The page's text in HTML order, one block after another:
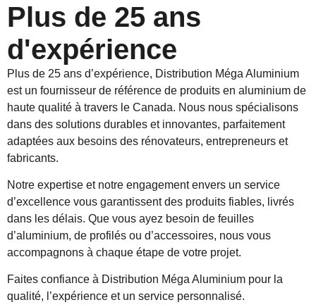
Plus de 25 ans
d'expérience
Plus de 25 ans d’expérience, Distribution Méga Aluminium
est un fournisseur de référence de produits en aluminium de
haute qualité à travers le Canada. Nous nous spécialisons
dans des solutions durables et innovantes, parfaitement
adaptées aux besoins des rénovateurs, entrepreneurs et
fabricants.
Notre expertise et notre engagement envers un service
d’excellence vous garantissent des produits fiables, livrés
dans les délais. Que vous ayez besoin de feuilles
d’aluminium, de profilés ou d’accessoires, nous vous
accompagnons à chaque étape de votre projet.
Faites confiance à Distribution Méga Aluminium pour la
qualité, l’expérience et un service personnalisé.